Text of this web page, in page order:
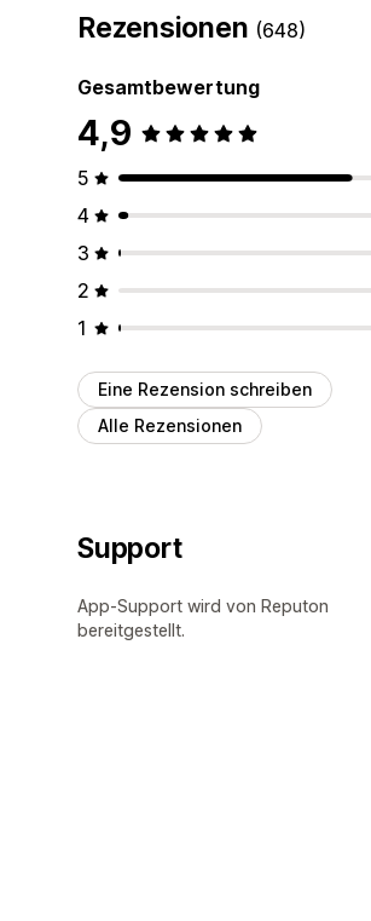
Rezensionen (648)
Gesamtbewertung
4,9
5
4
3
2
1
Eine Rezension schreiben
Alle Rezensionen
Support
App-Support wird von Reputon
bereitgestellt.